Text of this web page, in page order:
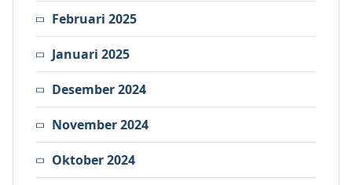
Februari 2025
Januari 2025
Desember 2024
November 2024
Oktober 2024